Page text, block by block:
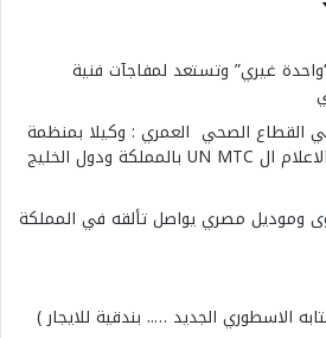
غيري” وتستعد لمفاجآت فنية
في القطاع الصحي العمري : وكيلا بمنظمة
الامم المتحدة للتدريب والاعلام ال UN MTC بالمملكة ودول الخليج
وموديل مصري يواصل تألقه في المملكة
الاسطوري الجديد ….. بندقية للايجار )